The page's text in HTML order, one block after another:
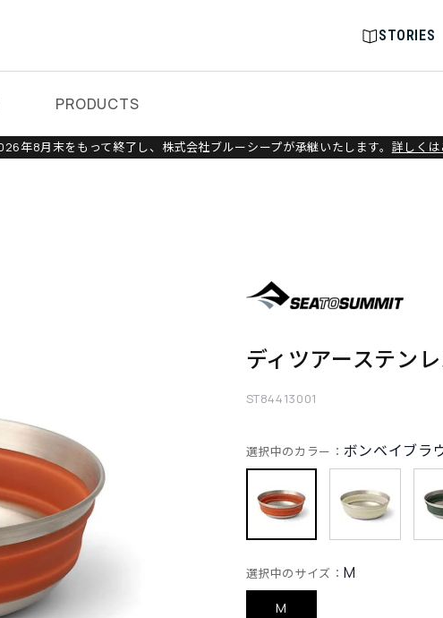
STORIES
PRODUCTS
年8月末をもって終了し、株式会社ブルーシープが承継いたします。 詳しくは
ディツアーステン
ST84413001
選択中のカラー： ボンベイブラ
選択中のサイズ： M
M